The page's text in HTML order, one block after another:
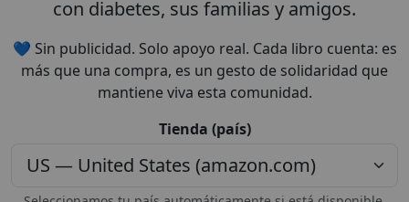
con diabetes, sus familias y amigos.
💙 Sin publicidad. Solo apoyo real. Cada libro cuenta: es
más que una compra, es un gesto de solidaridad que
mantiene viva esta comunidad.
Tienda (país)